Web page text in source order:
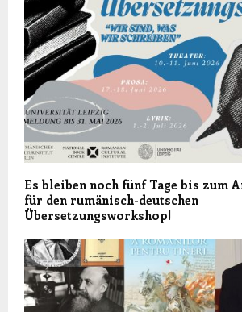
Es bleiben noch fünf Tage bis zum
für den rumänisch-deutschen
Übersetzungsworkshop!